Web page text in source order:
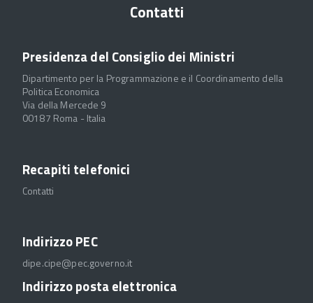
Contatti
Presidenza del Consiglio dei Ministri
Dipartimento per la Programmazione e il Coordinamento della
Politica Economica
Via della Mercede 9
00187 Roma - Italia
Recapiti telefonici
Contatti
Indirizzo PEC
dipe.cipe@pec.governo.it
Indirizzo posta elettronica